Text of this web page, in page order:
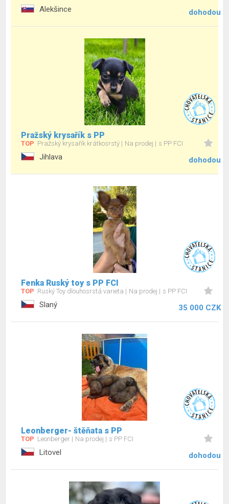
Alekšince dohodou
Pražský krysařík s PP
TOP Pražský krysařík krátkosrstý Na prodej s PP FCI
Jihlava dohodou
Fenka Ruský toy s PP FCI
TOP Ruský Toy dlouhosrstá varieta Na prodej s PP FCI
Slaný 35 000 CZK
Leonberger- štěňata s PP
TOP Leonberger Na prodej s PP FCI
Litovel dohodou